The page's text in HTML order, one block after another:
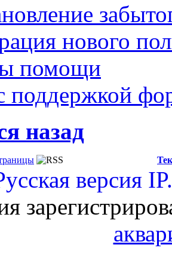
нового
помощи
поддержкой
назад
версия